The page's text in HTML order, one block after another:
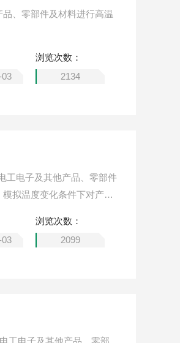
、零部件及材料进行高温
03
浏览次数：
2134
工电子及其他产品、零部件
拟温度变化条件下对产
03
浏览次数：
2099
工电子及其他产品、零部